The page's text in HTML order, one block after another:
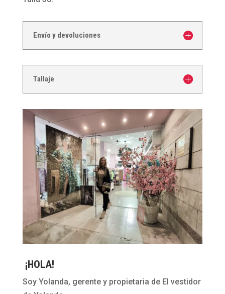
Peña
cantidad
Envío y devoluciones
Tallaje
¡HOLA!
Soy Yolanda, gerente y propietaria de El vestidor